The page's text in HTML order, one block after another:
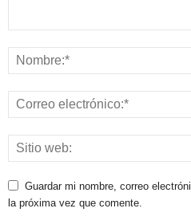
Guardar mi nombre, correo
la próxima vez que comente.